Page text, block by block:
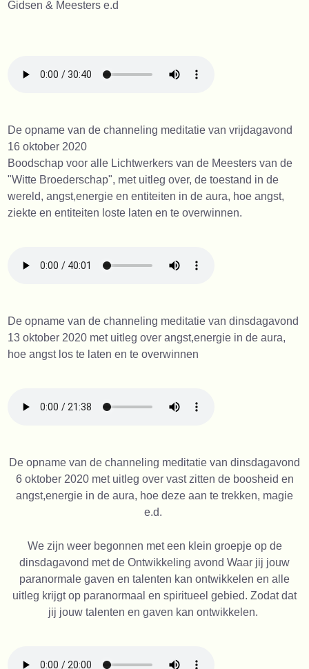
Gidsen & Meesters e.d
De opname van de channeling meditatie van vrijdagavond
16 oktober 2020
Boodschap voor alle Lichtwerkers van de Meesters van de
"Witte Broederschap", met uitleg over, de toestand in de
wereld, angst,energie en entiteiten in de aura, hoe angst,
ziekte en entiteiten loste laten en te overwinnen.
De opname van de channeling meditatie van dinsdagavond
13 oktober 2020 met uitleg over angst,energie in de aura,
hoe angst los te laten en te overwinnen
De opname van de channeling meditatie van dinsdagavond
6 oktober 2020 met uitleg over vast zitten de boosheid en
angst,energie in de aura, hoe deze aan te trekken, magie
e.d.
We zijn weer begonnen met een klein groepje op de
dinsdagavond met de Ontwikkeling avond Waar jij jouw
paranormale gaven en talenten kan ontwikkelen en alle
uitleg krijgt op paranormaal en spiritueel gebied. Zodat dat
jij jouw talenten en gaven kan ontwikkelen.